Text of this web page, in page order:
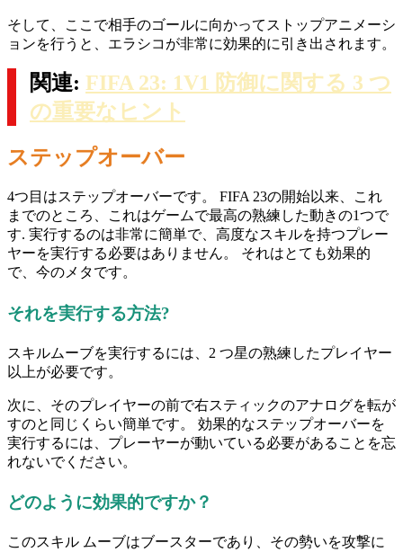
そして、ここで相手のゴールに向かってストップアニメーシ
ョンを行うと、エラシコが非常に効果的に引き出されます。
関連: FIFA 23: 1V1 防御に関する 3 つ
の重要なヒント
ステップオーバー
4つ目はステップオーバーです。 FIFA 23の開始以来、これ
までのところ、これはゲームで最高の熟練した動きの1つで
す. 実行するのは非常に簡単で、高度なスキルを持つプレー
ヤーを実行する必要はありません。 それはとても効果的
で、今のメタです。
それを実行する方法?
スキルムーブを実行するには、2 つ星の熟練したプレイヤー
以上が必要です。
次に、そのプレイヤーの前で右スティックのアナログを転が
すのと同じくらい簡単です。 効果的なステップオーバーを
実行するには、プレーヤーが動いている必要があることを忘
れないでください。
どのように効果的ですか？
このスキル ムーブはブースターであり、その勢いを攻撃に